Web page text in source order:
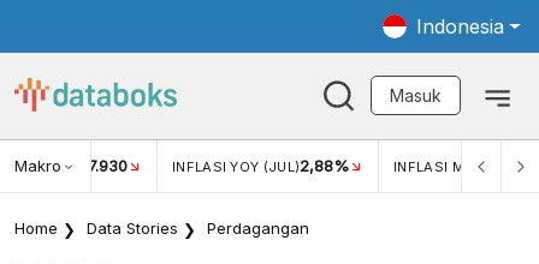
Indonesia
Masuk
Makro
USD/IDR 17.930 INFLASI YOY (JUL)2,88% INFLASI MOM (JUL)
Home Data Stories Perdagangan